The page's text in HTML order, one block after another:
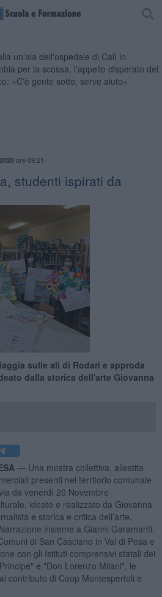
ore 09:21
studenti ispirati da
sulle ali di Rodari e approda
dalla storica dell'arte Giovanna
— Una mostra collettiva, allestita
presenti nel territorio comunale
da venerdì 20 Novembre
ideato e realizzato da Giovanna
e storica e critica dell’arte,
insieme a Gianni Garamanti.
di San Casciano in Val di Pesa e
con gli Istituti comprensivi statali dei
e "Don Lorenzo Milani", le
contributo di Coop Montespertoli e